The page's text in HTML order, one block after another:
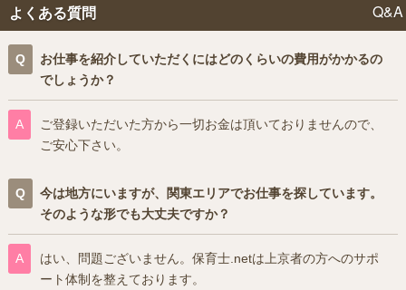
よくある質問 Q&A
お仕事を紹介していただくにはどのくらいの費用がかかるの
でしょうか？
ご登録いただいた方から一切お金は頂いておりませんので、
ご安心下さい。
今は地方にいますが、関東エリアでお仕事を探しています。
そのような形でも大丈夫ですか？
はい、問題ございません。保育士.netは上京者の方へのサポ
ート体制を整えております。